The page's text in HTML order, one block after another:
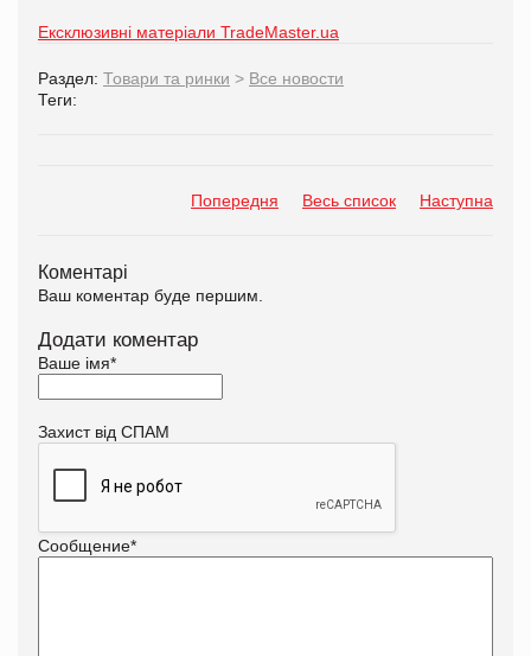
Ексклюзивні матеріали TradeMaster.ua
Раздел: Товари та ринки > Все новости
Теги:
Попередня Весь список Наступна
Коментарі
Ваш коментар буде першим.
Додати коментар
Ваше імя*
Захист від СПАМ
Сообщение*